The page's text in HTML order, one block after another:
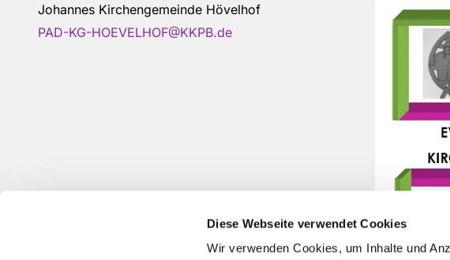
Diese Webseite verwendet Cookies
Wir verwenden Cookies, um Inhalte und
Johannes Kirchengemeinde Hövelhof
PAD-KG-HOEVELHOF@KKPB.de